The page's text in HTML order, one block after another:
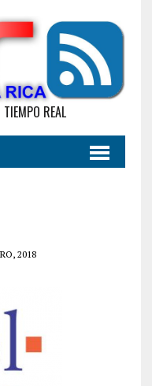
REAL
2018